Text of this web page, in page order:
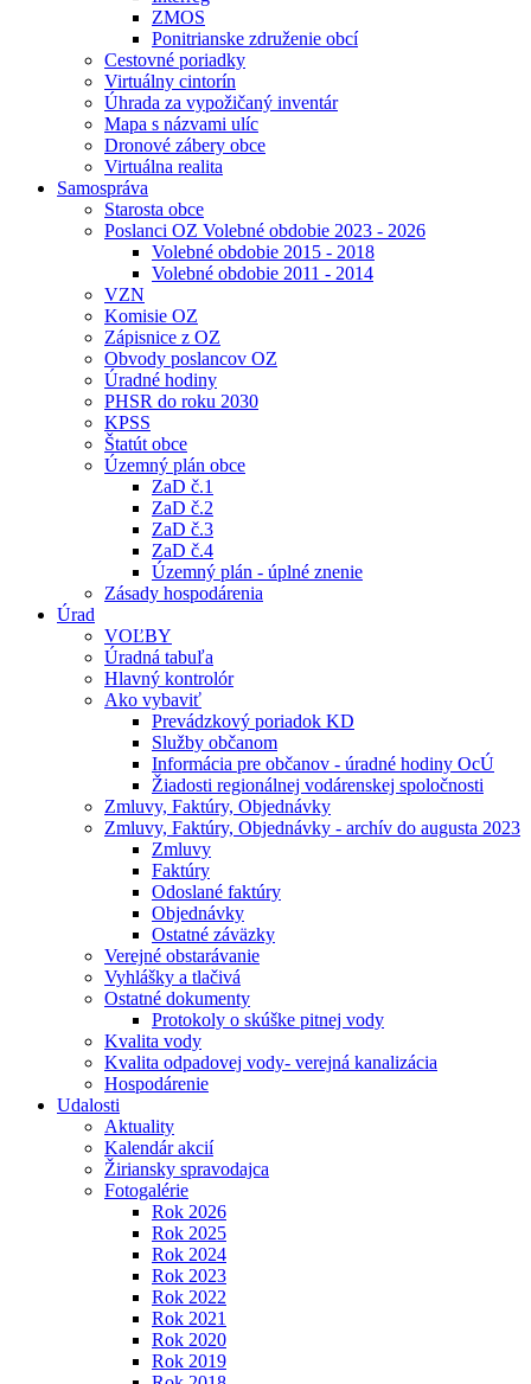
ZMOS
Ponitrianske združenie obcí
Cestovné poriadky
Virtuálny cintorín
Úhrada za vypožičaný inventár
Mapa s názvami ulíc
Dronové zábery obce
Virtuálna realita
Samospráva
Starosta obce
Poslanci OZ Volebné obdobie 2023 - 2026
Volebné obdobie 2015 - 2018
Volebné obdobie 2011 - 2014
VZN
Komisie OZ
Zápisnice z OZ
Obvody poslancov OZ
Úradné hodiny
PHSR do roku 2030
KPSS
Štatút obce
Územný plán obce
ZaD č.1
ZaD č.2
ZaD č.3
ZaD č.4
Územný plán - úplné znenie
Zásady hospodárenia
Úrad
VOĽBY
Úradná tabuľa
Hlavný kontrolór
Ako vybaviť
Prevádzkový poriadok KD
Služby občanom
Informácia pre občanov - úradné hodiny OcÚ
Žiadosti regionálnej vodárenskej spoločnosti
Zmluvy, Faktúry, Objednávky
Zmluvy, Faktúry, Objednávky - archív do augusta 2023
Zmluvy
Faktúry
Odoslané faktúry
Objednávky
Ostatné záväzky
Verejné obstarávanie
Vyhlášky a tlačivá
Ostatné dokumenty
Protokoly o skúške pitnej vody
Kvalita vody
Kvalita odpadovej vody- verejná kanalizácia
Hospodárenie
Udalosti
Aktuality
Kalendár akcií
Žiriansky spravodajca
Fotogalérie
Rok 2026
Rok 2025
Rok 2024
Rok 2023
Rok 2022
Rok 2021
Rok 2020
Rok 2019